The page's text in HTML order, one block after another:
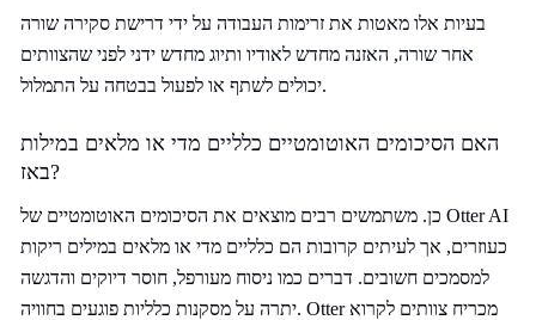
בעיות אלו מאטות את זרימות העבודה על ידי דרישת סקירה שורה
אחר שורה, האזנה מחדש לאודיו ותיוג מחדש ידני לפני שהצוותים
יכולים לשתף או לפעול בבטחה על התמלול.
האם הסיכומים האוטומטיים כלליים מדי או מלאים במילות
באז?
כן. משתמשים רבים מוצאים את הסיכומים האוטומטיים של Otter AI
כעוזרים, אך לעיתים קרובות הם כלליים מדי או מלאים במילים ריקות
למסמכים חשובים. דברים כמו ניסוח מעורפל, חוסר דיוקים והדגשה
יתרה על מסקנות כלליות פוגעים בחוויה. Otter מכריח צוותים לקרוא